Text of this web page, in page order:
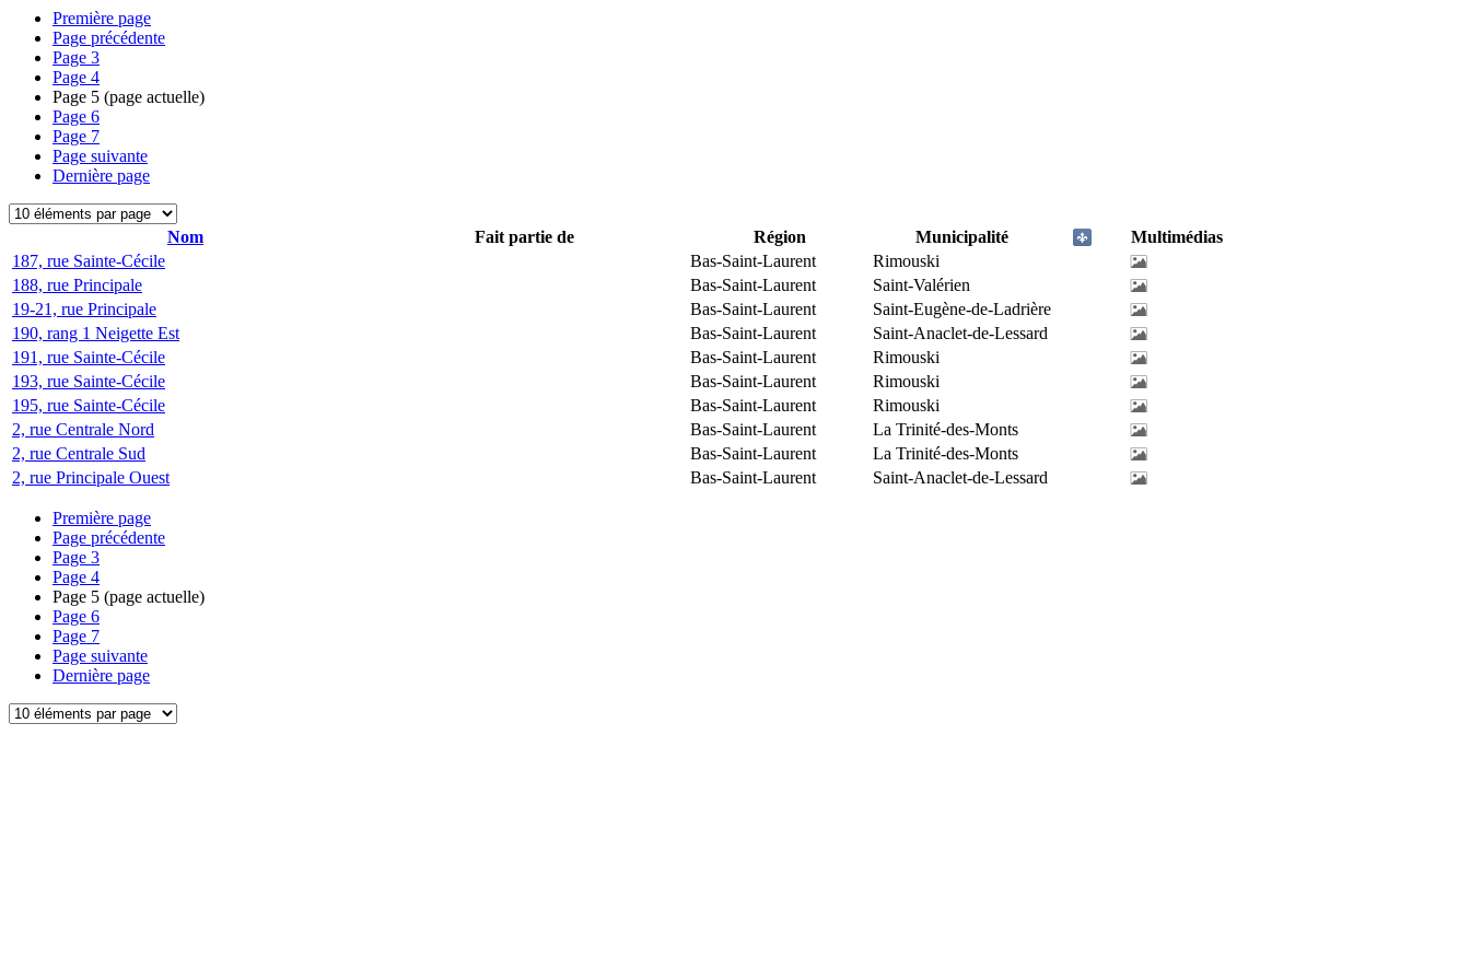
Première page
Page précédente
Page 3
Page 4
Page 5 (page actuelle)
Page 6
Page 7
Page suivante
Dernière page
Nom Fait partie de Région Municipalité
Multimédias
187, rue Sainte-Cécile
Bas-Saint-Laurent
Rimouski
188, rue Principale
Bas-Saint-Laurent
Saint-Valérien
19-21, rue Principale
Bas-Saint-Laurent
Saint-Eugène-de-Ladrière
190, rang 1 Neigette Est
Bas-Saint-Laurent
Saint-Anaclet-de-Lessard
191, rue Sainte-Cécile
Bas-Saint-Laurent
Rimouski
193, rue Sainte-Cécile
Bas-Saint-Laurent
Rimouski
195, rue Sainte-Cécile
Bas-Saint-Laurent
Rimouski
2, rue Centrale Nord
Bas-Saint-Laurent
La Trinité-des-Monts
2, rue Centrale Sud
Bas-Saint-Laurent
La Trinité-des-Monts
2, rue Principale Ouest
Bas-Saint-Laurent Saint-Anaclet-de-Lessard
Première page
Page précédente
Page 3
Page 4
Page 5 (page actuelle)
Page 6
Page 7
Page suivante
Dernière page